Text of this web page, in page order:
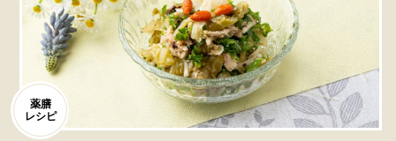
薬膳
レシピ